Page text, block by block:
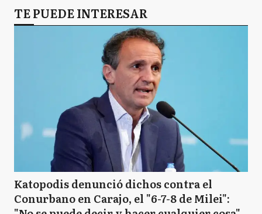
TE PUEDE INTERESAR
Katopodis denunció dichos contra el
Conurbano en Carajo, el "6-7-8 de Milei":